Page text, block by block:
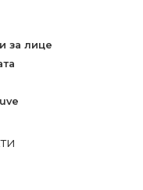
за лице